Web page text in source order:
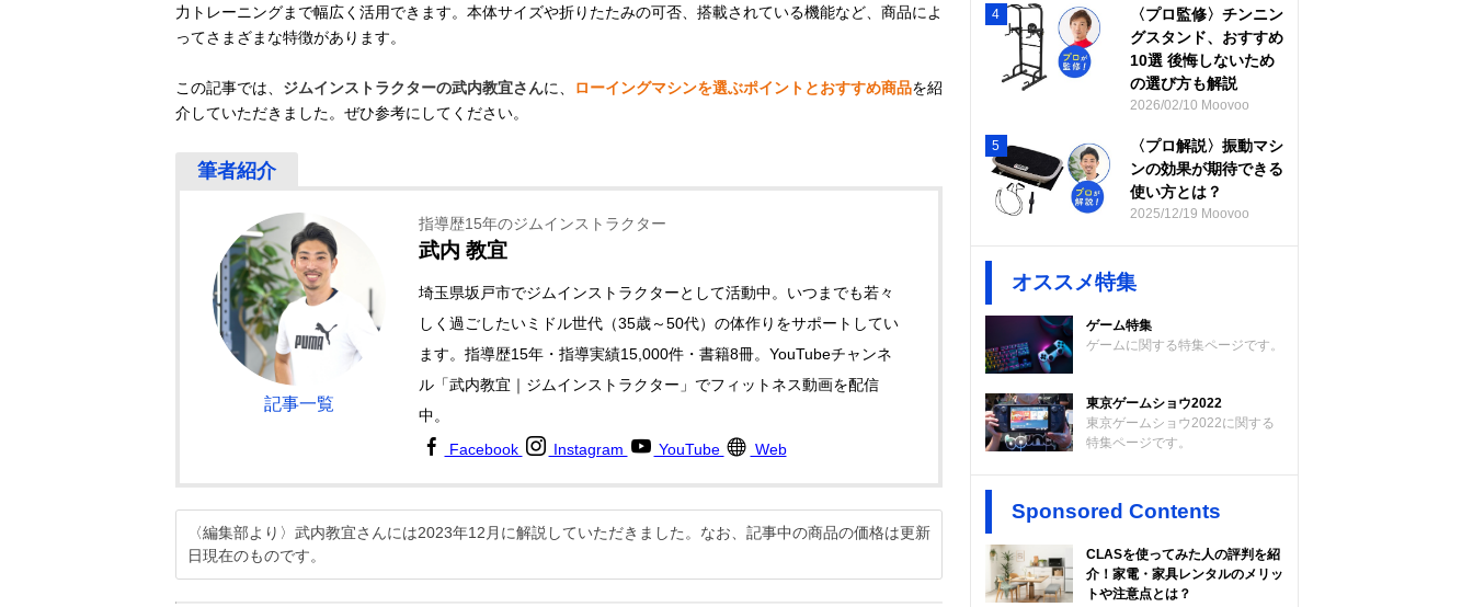
力トレーニングまで幅広く活用できます。本体サイズや折りたたみの可否、搭載されている機能など、商品によ
ってさまざまな特徴があります。
この記事では、 ジムインストラクターの武内教宜さんに、 ローイングマシンを選ぶポイントとおすすめ商品を紹
介していただきました。ぜひ参考にしてください。
記事一覧
指導歴15年のジムインストラクター
武内 教宜
埼玉県坂戸市でジムインストラクターとして活動中。いつまでも若々
しく過ごしたいミドル世代（35歳～50代）の体作りをサポートしてい
ます。指導歴15年・指導実績15,000件・書籍8冊。YouTubeチャンネ
ル「武内教宜｜ジムインストラクター」でフィットネス動画を配信
中。
Facebook
Instagram YouTube Web
〈編集部より〉武内教宜さんには2023年12月に解説していただきました。なお、記事中の商品の価格は更新
日現在のものです。
4
〈プロ監修〉チンニン
グスタンド、おすすめ
10選 後悔しないため
の選び方も解説
2026/02/10 Moovoo
5
〈プロ解説〉振動マシ
ンの効果が期待できる
使い方とは？
2025/12/19 Moovoo
オススメ特集
ゲーム特集
ゲームに関する特集ページです。
東京ゲームショウ2022
東京ゲームショウ2022に関する
特集ページです。
Sponsored Contents
CLASを使ってみた人の評判を紹
介！家電・家具レンタルのメリッ
トや注意点とは？